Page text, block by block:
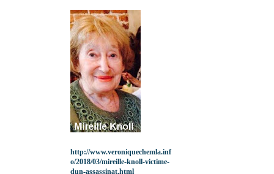
http://www.veroniquechemla.inf
o/2018/03/mireille-knoll-victime-
dun-assassinat.html